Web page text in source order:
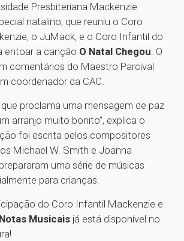
Presbiteriana Mackenzie
natalino, que reuniu o Coro
o JuMack, e o Coro Infantil do
entoar a canção O Natal Chegou. O
comentários do Maestro Parcival
coordenador da CAC.
proclama uma mensagem de paz
arranjo muito bonito”, explica o
foi escrita pelos compositores
Michael W. Smith e Joanna
uma série de músicas
para crianças.
do Coro Infantil Mackenzie e
Notas Musicais já está disponível no